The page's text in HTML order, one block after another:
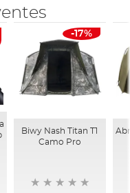
-17%
Biwy Nash Titan T1
Camo Pro